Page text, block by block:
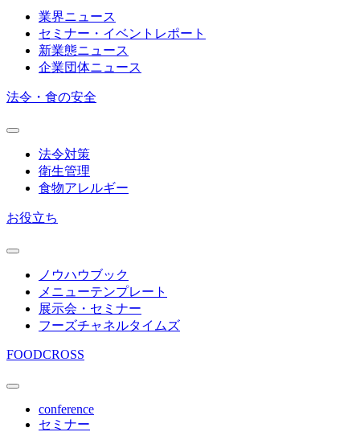
業界ニュース
セミナー・イベントレポート
新業態ニュース
企業団体ニュース
法令・食の安全
法令対策
衛生管理
食物アレルギー
お役立ち
ノウハウブック
メニューテンプレート
展示会・セミナー
フーズチャネルタイムズ
FOODCROSS
conference
セミナー